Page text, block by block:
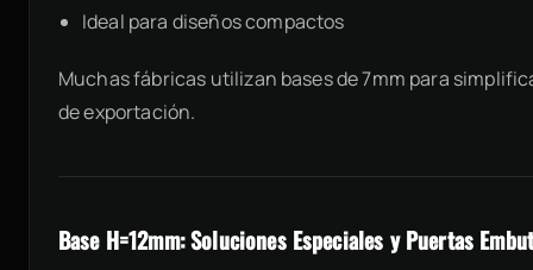
Ideal para diseños compactos
Muchas fábricas utilizan bases de 7mm para
de exportación.
Base H=12mm: Soluciones Especiales y Puertas